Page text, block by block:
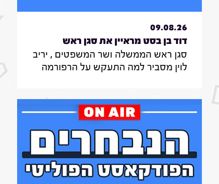
09.08.26
דוד בן בסט מראיין את סגן ראש
הממשלה ושר המשפטים , יריב
לוין|7.8.26
סגן ראש הממשלה ושר המשפטים , יריב
לוין מסביר למה התעקש על הרפורמה
שותפה לממשלה בראשות הליכוד